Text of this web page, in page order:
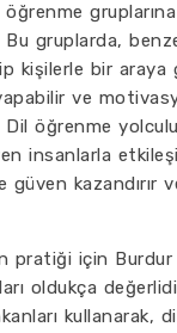
Bu gruplarda,
kişilerle bir araya
ve
Dil öğrenme
insanlarla
güven kazandırır
pratiği için
oldukça
kullanarak,